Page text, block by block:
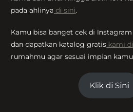
pada ahlinya di sini.
Kamu bisa banget cek di
dan dapatkan katalog gratis kami
rumahmu agar sesuai impian
Klik di Sini